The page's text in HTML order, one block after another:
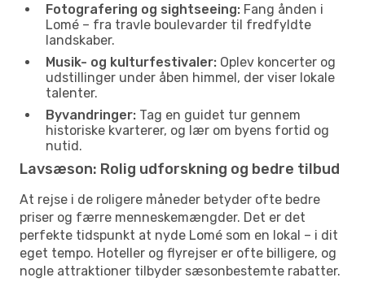
Fotografering og sightseeing: Fang ånden i
Lomé – fra travle boulevarder til fredfyldte
landskaber.
Musik- og kulturfestivaler: Oplev koncerter og
udstillinger under åben himmel, der viser lokale
talenter.
Byvandringer: Tag en guidet tur gennem
historiske kvarterer, og lær om byens fortid og
nutid.
Lavsæson: Rolig udforskning og bedre tilbud
At rejse i de roligere måneder betyder ofte bedre
priser og færre menneskemængder. Det er det
perfekte tidspunkt at nyde Lomé som en lokal – i dit
eget tempo. Hoteller og flyrejser er ofte billigere, og
nogle attraktioner tilbyder sæsonbestemte rabatter.